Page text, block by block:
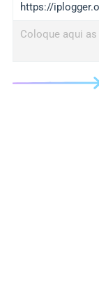
https://
Coloque aqui